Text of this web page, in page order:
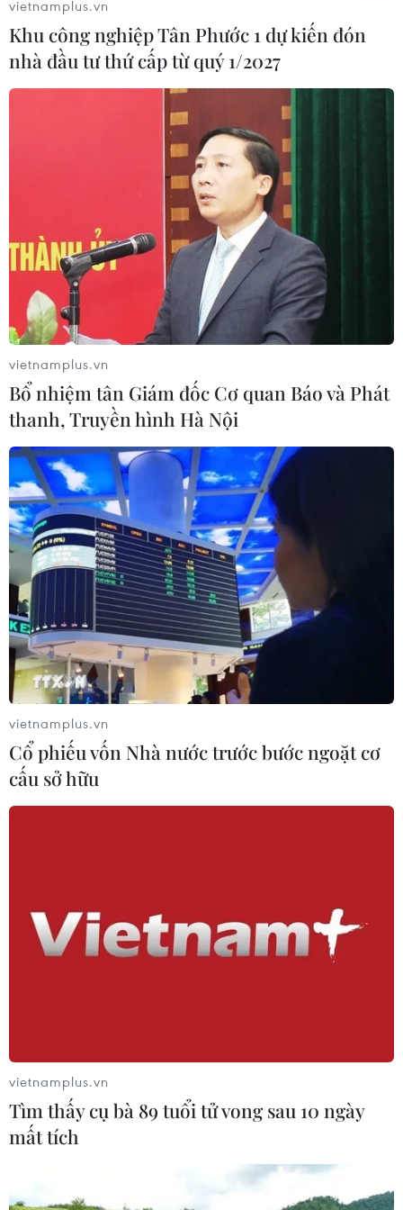
nghiêm trọng ở trẻ tiêm vaccine
19/01/2022 12:00
Đối với trẻ trên 12 tuổi, HSA nhận được báo cáo về 1.170
trường hợp có phản ứng phụ (với 83 trường hợp có
phản ứng nghiêm trọng), chiếm 0,18% trong tổng số
663.000 liều vaccine được tiêm.
vietnamplus.vn
Khu công nghiệp Tân Phước 1 dự kiến đón
nhà đầu tư thứ cấp từ quý 1/2027
vietnamplus.vn
Bổ nhiệm tân Giám đốc Cơ quan Báo và Phát
thanh, Truyền hình Hà Nội
vietnamplus.vn
Cổ phiếu vốn Nhà nước trước bước ngoặt cơ
cấu sở hữu
vietnamplus.vn
Tìm thấy cụ bà 89 tuổi tử vong sau 10 ngày
mất tích